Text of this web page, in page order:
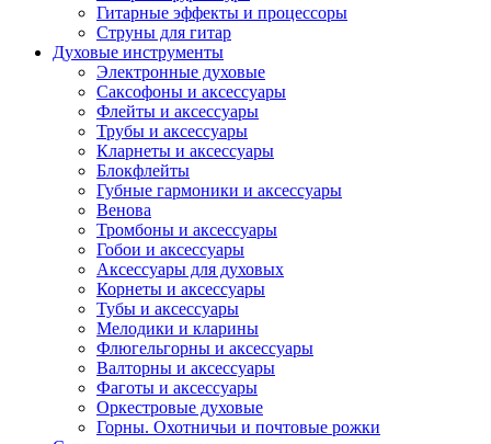
Гитарные эффекты и процессоры
Струны для гитар
Духовые инструменты
Электронные духовые
Саксофоны и аксессуары
Флейты и аксессуары
Трубы и аксессуары
Кларнеты и аксессуары
Блокфлейты
Губные гармоники и аксессуары
Венова
Тромбоны и аксессуары
Гобои и аксессуары
Аксессуары для духовых
Корнеты и аксессуары
Тубы и аксессуары
Мелодики и кларины
Флюгельгорны и аксессуары
Валторны и аксессуары
Фаготы и аксессуары
Оркестровые духовые
Горны. Охотничьи и почтовые рожки